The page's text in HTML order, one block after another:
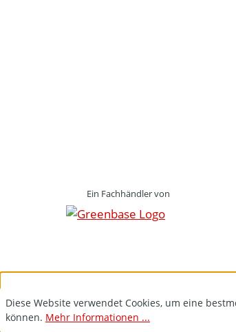
Ein Fachhändler von
Diese Website verwendet Cookies, um eine
können. Mehr Informationen ...